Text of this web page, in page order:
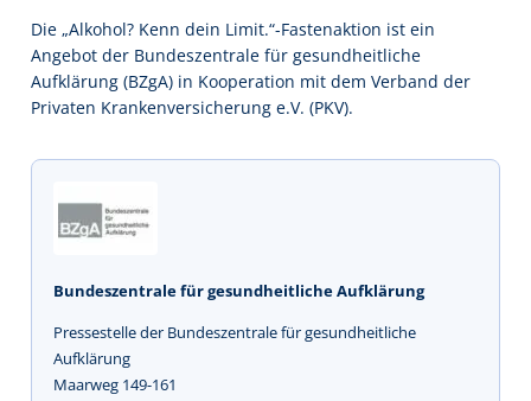
Die „Alkohol? Kenn dein Limit.“-Fastenaktion ist ein
Angebot der Bundeszentrale für gesundheitliche
Aufklärung (BZgA) in Kooperation mit dem Verband der
Privaten Krankenversicherung e.V. (PKV).
Bundeszentrale für gesundheitliche Aufklärung
Pressestelle der Bundeszentrale für gesundheitliche
Aufklärung
Maarweg 149-161